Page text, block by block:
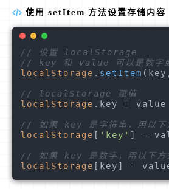
使用 setItem 方法设置存储内容
// 设置 localStorage
// key 和 value 可以是数字或
localStorage . setItem
// localStorage 赋值
localStorage . key = value
// 如果 key 是字符串，用
localStorage [ 'key' ] =
// 如果 key 是数字，用以
localStorage